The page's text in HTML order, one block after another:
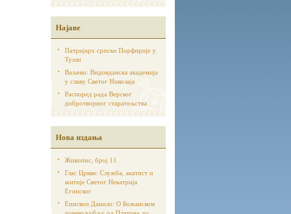
Најаве
Патријарх српски Порфирије у
Тузли
Ваљево: Видовданска академија
у славу Светог Николаја
Распоред рада Верског
добротворног старатељства
Нова издања
Живопис, број 11
Глас Цркве: Служба, акатист и
житије Светог Некатрија
Егинског
Епископ Данило: О Божанском